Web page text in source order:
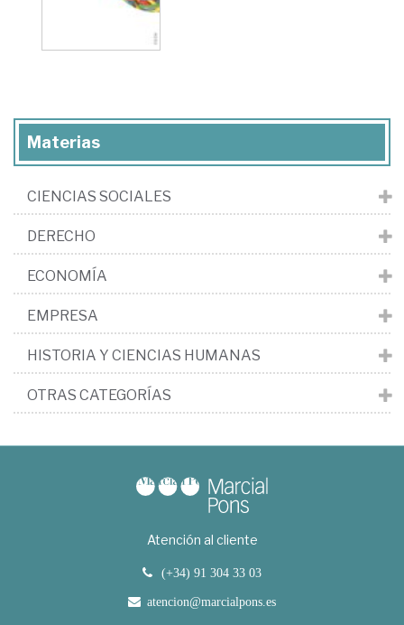
Materias
CIENCIAS SOCIALES
DERECHO
ECONOMÍA
EMPRESA
HISTORIA Y CIENCIAS HUMANAS
OTRAS CATEGORÍAS
Atención al cliente
(+34) 91 304 33 03
atencion@marcialpons.es